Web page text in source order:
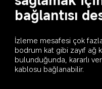
bağlantısı
İzleme mesafesi çok
bodrum kat gibi zayıf ağ
bulunduğunda, kararlı
kablosu bağlanabilir.